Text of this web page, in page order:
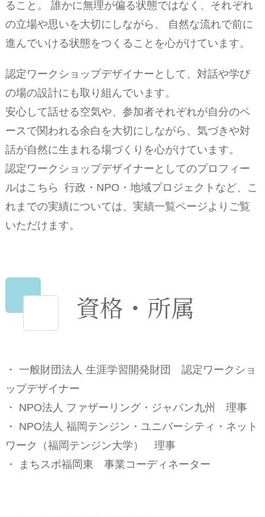
ること。 誰かに無理が偏る状態ではなく、それぞれ
の立場や思いを大切にしながら、 自然な流れで前に
進んでいける状態をつくることを心がけています。
認定ワークショップデザイナーとして、対話や学び
の場の設計にも取り組んでいます。
安心して話せる空気や、参加者それぞれが自分のペ
ースで関われる余白を大切にしながら、気づきや対
話が自然に生まれる場づくりを心がけています。
認定ワークショップデザイナーとしてのプロフィー
ルはこちら
行政・NPO・地域プロジェクトなど、こ
れまでの実績については、実績一覧ページよりご覧
いただけます。
資格・所属
・ 一般財団法人 生涯学習開発財団 認定ワークショ
ップデザイナー
・ NPO法人 ファザーリング・ジャパン九州 理事
・ NPO法人 福岡テンジン・ユニバーシティ・ネット
ワーク（福岡テンジン大学） 理事
・ まちスポ福岡東 事業コーディネーター